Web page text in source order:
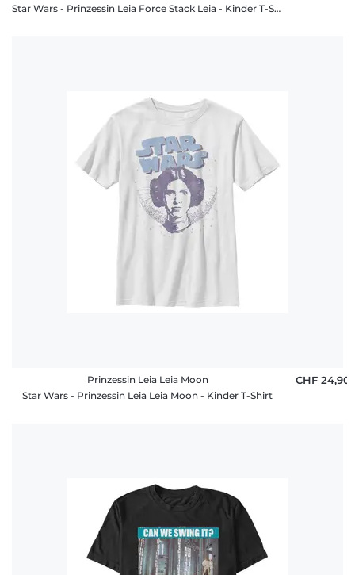
Star Wars - Prinzessin Leia Force Stack Leia - Kinder T-Shirt
Prinzessin Leia Leia Moon
Star Wars - Prinzessin Leia Leia Moon - Kinder T-Shirt
CHF 24,90